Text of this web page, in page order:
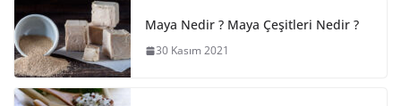
Maya Nedir ? Maya Çeşitleri Nedir ?
30 Kasım 2021